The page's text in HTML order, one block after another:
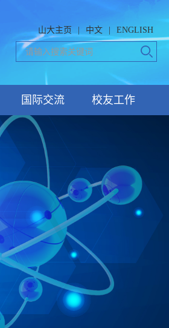
山大主页 中文 ENGLISH
国际交流 校友工作